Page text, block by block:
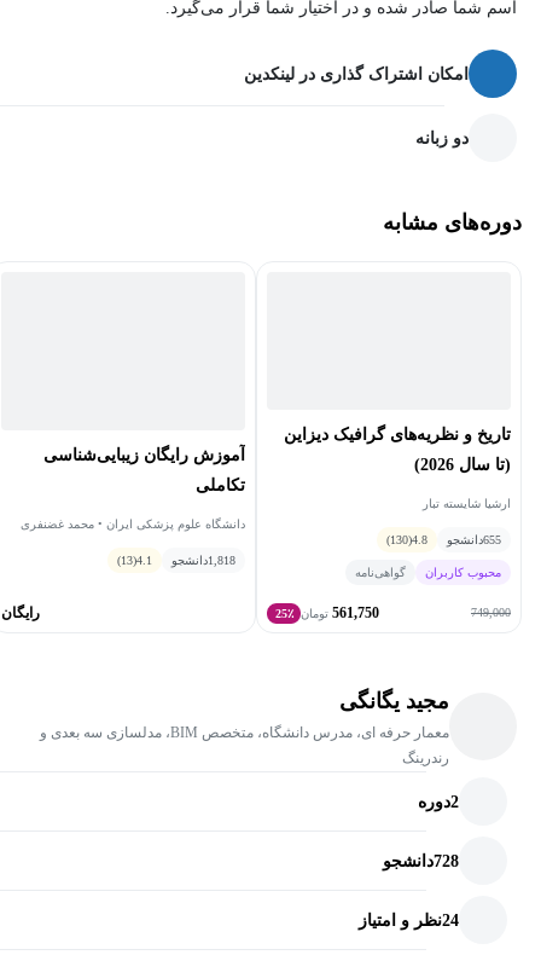
نرم‌افزار بلندر یک نرم‌افزار رایگان هست - شما در انجام پروژه‌ها با
داشته باشید در مارکت بین‌المللی هم کار کنید، این امکان برای شما
اسم شما صادر شده و در اختیار شما قرار می‌گیرد.
امکان اشتراک گذاری در لینکدین
دو زبانه
دوره‌های مشابه
تاریخ و نظریه‌های گرافیک دیزاین
(تا سال 2026)
ارشیا شایسته تبار
655دانشجو 4.8
(130)
محبوب کاربران گواهی‌نامه
749,000
561,750 تومان 25٪
آموزش رایگان زیبایی‌شناسی
تکاملی
دانشگاه علوم پزشکی ایران • محمد غضنفری
1,818دانشجو 4.1
(13)
رایگان
مجید یگانگی
معمار حرفه ای، مدرس دانشگاه، متخصص BIM، مدلسازی سه بعدی و
رندرینگ
2دوره
728دانشجو
24نظر و امتیاز